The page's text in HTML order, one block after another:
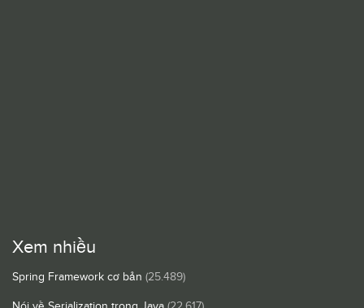
Xem nhiều
Spring Framework cơ bản (25.489)